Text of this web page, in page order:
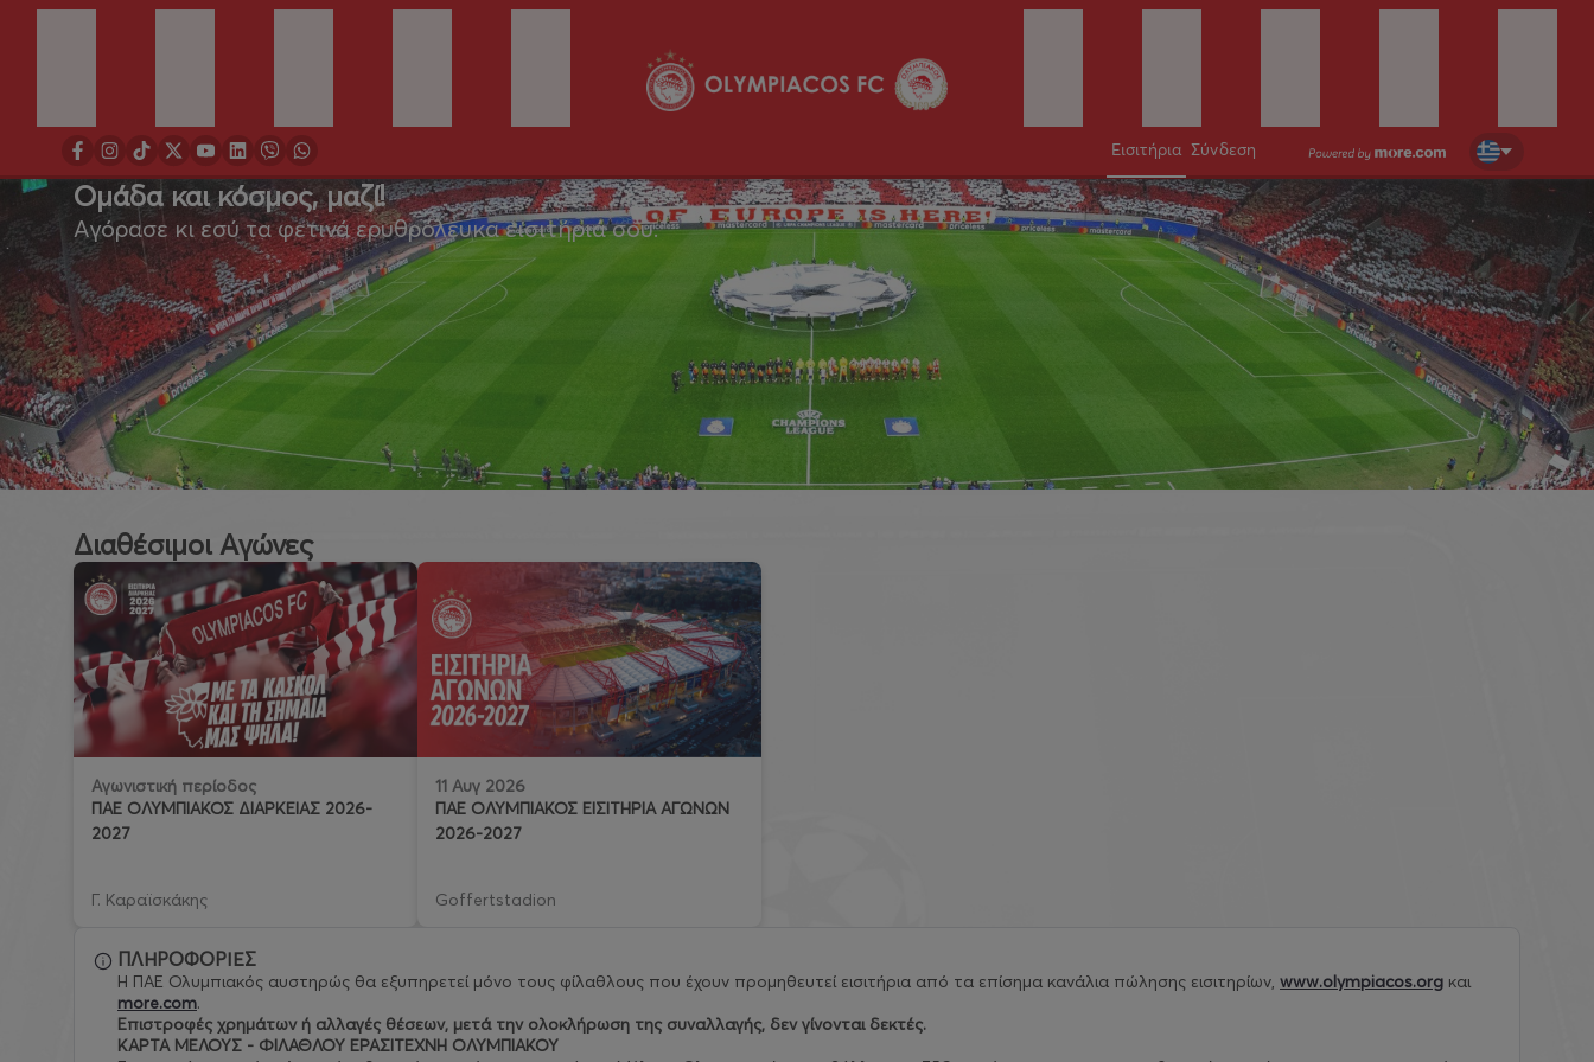
Εισιτήρια Σύνδεση
Ομάδα και κόσμος, μαζί!
Αγόρασε κι εσύ τα φετινά ερυθρόλευκα εισιτήριά σου.
Διαθέσιμοι Αγώνες
Αγωνιστική περίοδος
ΠΑΕ ΟΛΥΜΠΙΑΚΟΣ ΔΙΑΡΚΕΙΑΣ 2026-
2027
Γ. Καραϊσκάκης
11 Αυγ 2026
ΠΑΕ ΟΛΥΜΠΙΑΚΟΣ ΕΙΣΙΤΗΡΙΑ ΑΓΩΝΩΝ
2026-2027
Goffertstadion
ΠΛΗΡΟΦΟΡΙΕΣ
Η ΠΑΕ Ολυμπιακός αυστηρώς θα εξυπηρετεί μόνο τους φίλαθλους που έχουν προμηθευτεί εισιτήρια από τα επίσημα κανάλια πώλησης εισιτηρίων, www.olympiacos.org και
more.com.
Eπιστροφές χρημάτων ή αλλαγές θέσεων, μετά την ολοκλήρωση της συναλλαγής, δεν γίνονται δεκτές.
ΚΑΡΤΑ ΜΕΛΟΥΣ - ΦΙΛΑΘΛΟΥ ΕΡΑΣΙΤΕΧΝΗ ΟΛΥΜΠΙΑΚΟΥ